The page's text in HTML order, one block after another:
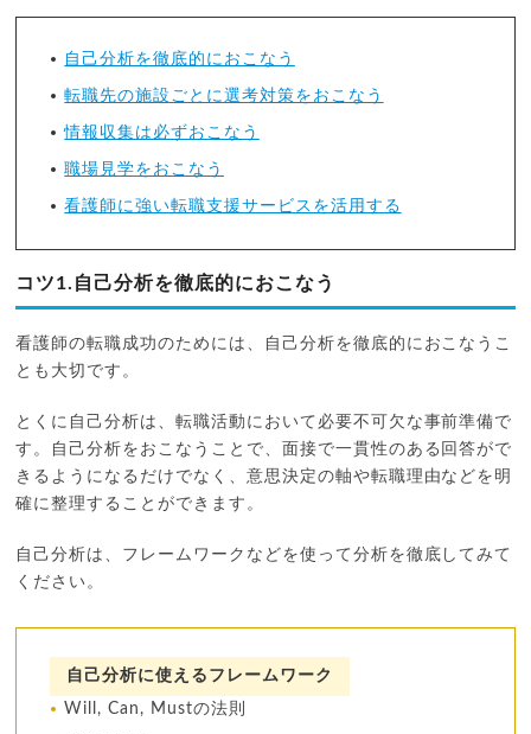
自己分析を徹底的におこなう
転職先の施設ごとに選考対策をおこなう
情報収集は必ずおこなう
職場見学をおこなう
看護師に強い転職支援サービスを活用する
コツ1.自己分析を徹底的におこなう
看護師の転職成功のためには、自己分析を徹底的におこなうこ
とも大切です。
とくに自己分析は、転職活動において必要不可欠な事前準備で
す。自己分析をおこなうことで、面接で一貫性のある回答がで
きるようになるだけでなく、意思決定の軸や転職理由などを明
確に整理することができます。
自己分析は、フレームワークなどを使って分析を徹底してみて
ください。
自己分析に使えるフレームワーク
Will, Can, Mustの法則